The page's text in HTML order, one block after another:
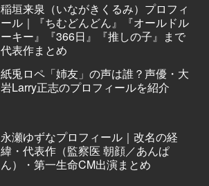
稲垣来泉（いながきくるみ）プロフィ
ール｜『ちむどんどん』『オールドル
ーキー』『366日』『推しの子』まで
代表作まとめ
紙兎ロペ「姉友」の声は誰？声優・大
岩Larry正志のプロフィールを紹介
永瀬ゆずなプロフィール｜改名の経
緯・代表作（監察医 朝顔／あんぱ
ん）・第一生命CM出演まとめ